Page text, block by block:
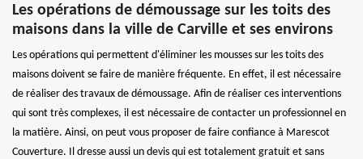
Les opérations de démoussage sur les toits des
maisons dans la ville de Carville et ses environs
Les opérations qui permettent d'éliminer les mousses sur les toits des
maisons doivent se faire de manière fréquente. En effet, il est nécessaire
de réaliser des travaux de démoussage. Afin de réaliser ces interventions
qui sont très complexes, il est nécessaire de contacter un professionnel en
la matière. Ainsi, on peut vous proposer de faire confiance à Marescot
Couverture. Il dresse aussi un devis qui est totalement gratuit et sans